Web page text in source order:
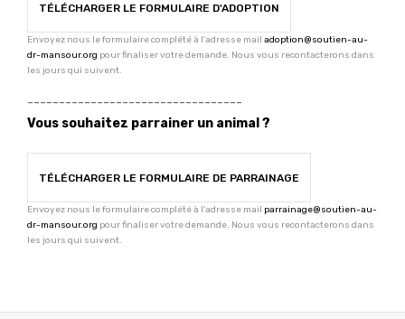
TÉLÉCHARGER LE FORMULAIRE D'ADOPTION
Envoyez nous le formulaire complété à l'adresse mail adoption@soutien-au-
dr-mansour.org pour finaliser votre demande. Nous vous recontacterons dans
les jours qui suivent.
----------------------------------
Vous souhaitez parrainer un animal ?
TÉLÉCHARGER LE FORMULAIRE DE PARRAINAGE
Envoyez nous le formulaire complété à l'adresse mail parrainage@soutien-au-
dr-mansour.org pour finaliser votre demande. Nous vous recontacterons dans
les jours qui suivent.